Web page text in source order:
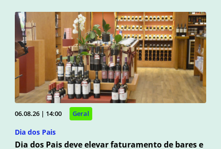
06.08.26 | 14:00 Geral
Dia dos Pais
Dia dos Pais deve elevar faturamento de bares e